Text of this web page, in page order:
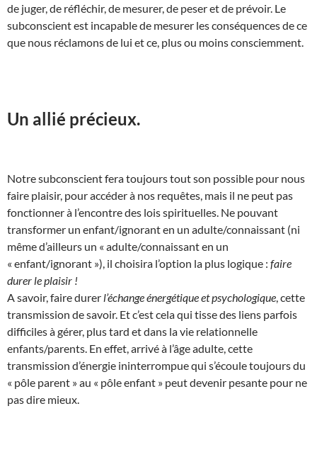
de juger, de réfléchir, de mesurer, de peser et de prévoir. Le
subconscient est incapable de mesurer les conséquences de ce
que nous réclamons de lui et ce, plus ou moins consciemment.
Un allié précieux.
Notre subconscient fera toujours tout son possible pour nous
faire plaisir, pour accéder à nos requêtes, mais il ne peut pas
fonctionner à l’encontre des lois spirituelles. Ne pouvant
transformer un enfant/ignorant en un adulte/connaissant (ni
même d’ailleurs un « adulte/connaissant en un
« enfant/ignorant »), il choisira l’option la plus logique : faire
durer le plaisir !
A savoir, faire durer l’échange énergétique et psychologique , cette
transmission de savoir. Et c’est cela qui tisse des liens parfois
difficiles à gérer, plus tard et dans la vie relationnelle
enfants/parents. En effet, arrivé à l’âge adulte, cette
transmission d’énergie ininterrompue qui s’écoule toujours du
« pôle parent » au « pôle enfant » peut devenir pesante pour ne
pas dire mieux.